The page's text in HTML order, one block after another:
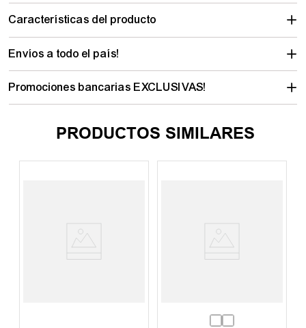
Características del producto
Envíos a todo el país!
Promociones bancarias EXCLUSIVAS!
PRODUCTOS SIMILARES